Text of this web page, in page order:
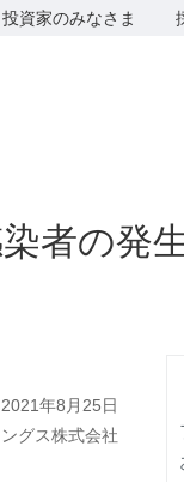
資家のみなさま
者の発
2021年8月25日
グス株式会社